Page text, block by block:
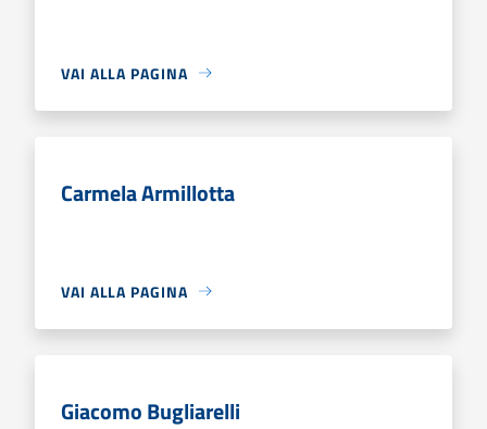
VAI ALLA PAGINA
Carmela Armillotta
VAI ALLA PAGINA
Giacomo Bugliarelli